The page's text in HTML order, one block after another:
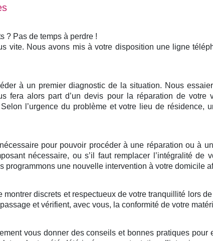
? Pas de temps à perdre !
vite. Nous avons mis à votre disposition une ligne
à un premier diagnostic de la situation. Nous
fera alors part d’un devis pour la réparation de votre
l’urgence du problème et votre lieu de résidence,
pour pouvoir procéder à une réparation ou à
nécessaire, ou s’il faut remplacer l’intégralité de
une nouvelle intervention à votre domicile
discrets et respectueux de votre tranquillité lors
et vérifient, avec vous, la conformité de votre
vous donner des conseils et bonnes pratiques pour